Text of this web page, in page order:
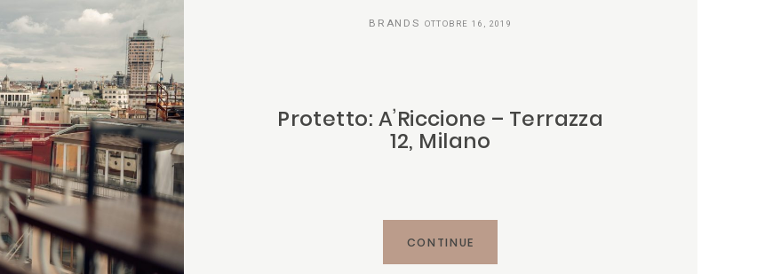
BRANDS OTTOBRE 16, 2019
Protetto: A’Riccione – Terrazza
12, Milano
CONTINUE